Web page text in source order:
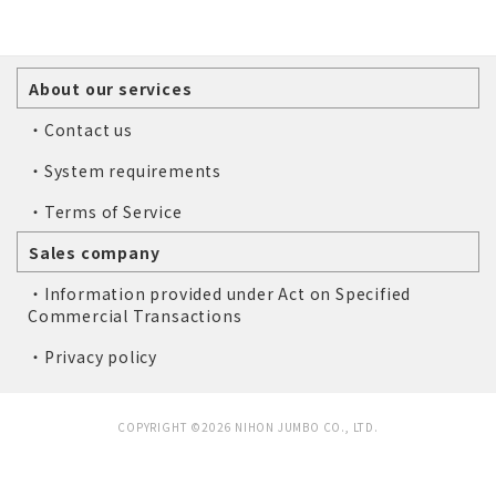
About our services
・Contact us
・System requirements
・Terms of Service
Sales company
・Information provided under Act on Specified
Commercial Transactions
・Privacy policy
COPYRIGHT ©2026 NIHON JUMBO CO., LTD.